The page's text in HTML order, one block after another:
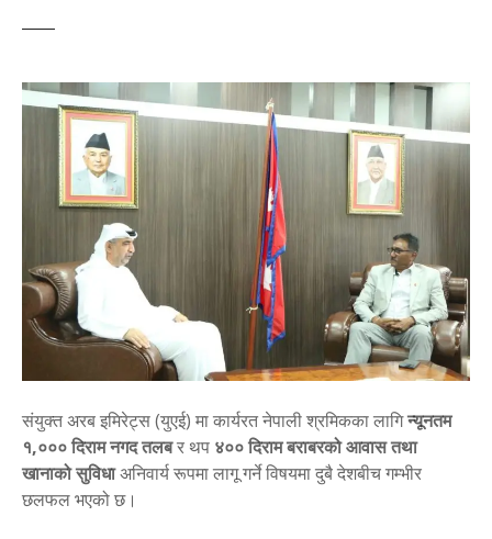
संयुक्त अरब इमिरेट्स (युएई) मा कार्यरत नेपाली श्रमिकका लागिन्यूनतम
१,००० दिराम नगद तलबर थप ४०० दिराम बराबरको आवास तथा
खानाको सुविधाअनिवार्य रूपमा लागू गर्ने विषयमा दुबै देशबीच गम्भीर
छलफल भएको छ।